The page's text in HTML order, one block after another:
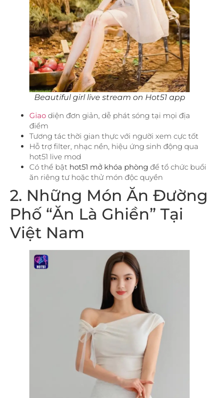
Beautiful girl live stream on Hot51 app
Giao diện đơn giản, dễ phát sóng tại mọi địa
điểm
Tương tác thời gian thực với người xem cực tốt
Hỗ trợ filter, nhạc nền, hiệu ứng sinh động qua
hot51 live mod
Có thể bật hot51 mở khóa phòng để tổ chức buổi
ăn riêng tư hoặc thử món độc quyền
2. Những Món Ăn Đường
Phố “Ăn Là Ghiền” Tại
Việt Nam